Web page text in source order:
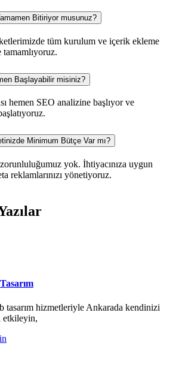
Bitiriyor musunuz?
tüm kurulum ve içerik ekleme
Başlayabilir misiniz?
hemen SEO analizine başlıyor ve
Minimum Bütçe Var mı?
yok. İhtiyacınıza uygun
reklamlarınızı yönetiyoruz.
tasarım hizmetleriyle Ankarada kendinizi
etkileyin,